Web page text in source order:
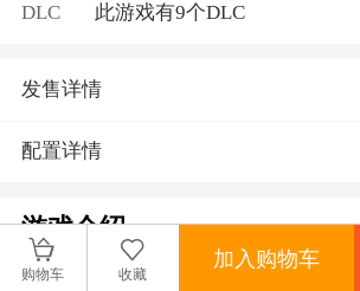
DLC 此游戏有9个DLC
发售详情
配置详情
游戏介绍
打造您梦想中的主题公园，为人们
购物车 收藏
加入购物车